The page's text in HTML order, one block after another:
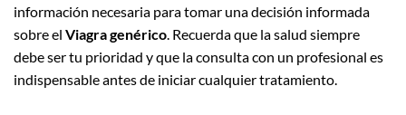
información necesaria para tomar una decisión informada
sobre el Viagra genérico. Recuerda que la salud siempre
debe ser tu prioridad y que la consulta con un profesional es
indispensable antes de iniciar cualquier tratamiento.